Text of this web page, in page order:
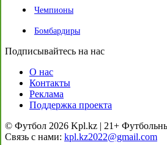
Чемпионы
Бомбардиры
Подписывайтесь на нас
О нас
Контакты
Реклама
Поддержка проекта
© Футбол 2026 Kpl.kz | 21+
Связь с нами: kpl.kz2022@gmail.com